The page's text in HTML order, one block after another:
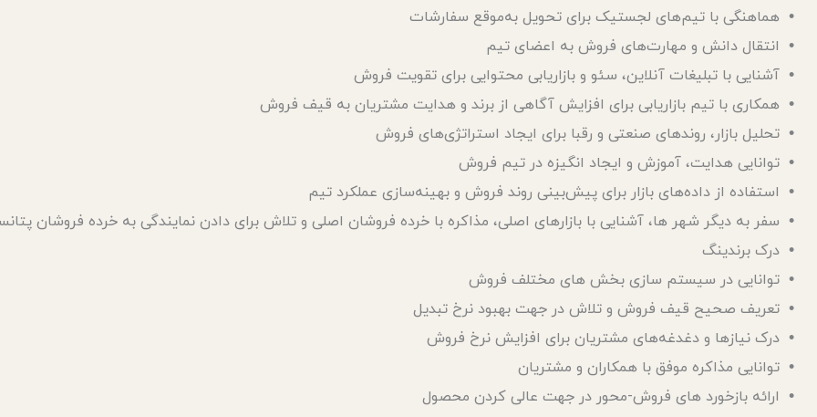
• هماهنگی با تیم‌های لجستیک برای تحویل به‌موقع سفارشات
• انتقال دانش و مهارت‌های فروش به اعضای تیم
• آشنایی با تبلیغات آنلاین، سئو و بازاریابی محتوایی برای تقویت فروش
• همکاری با تیم بازاریابی برای افزایش آگاهی از برند و هدایت مشتریان به قیف فروش
• تحلیل بازار، روندهای صنعتی و رقبا برای ایجاد استراتژی‌های فروش
• توانایی هدایت، آموزش و ایجاد انگیزه در تیم فروش
• استفاده از داده‌های بازار برای پیش‌بینی روند فروش و بهینه‌سازی عملکرد تیم
• سفر به دیگر شهر ها، آشنایی با بازارهای اصلی، مذاکره با خرده فروشان اصلی و تلاش برای دادن نمایندگی به خرده فروشان
• درک برندینگ
• توانایی در سیستم سازی بخش های مختلف فروش
• تعریف صحیح قیف فروش و تلاش در جهت بهبود نرخ تبدیل
• درک نیازها و دغدغه‌های مشتریان برای افزایش نرخ فروش
• توانایی مذاکره موفق با همکاران و مشتریان
• ارائه بازخورد های فروش-محور در جهت عالی کردن محصول